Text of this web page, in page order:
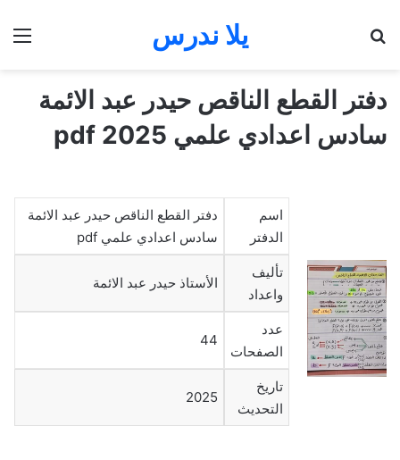
يلا ندرس
دفتر القطع الناقص حيدر عبد الائمة
سادس اعدادي علمي 2025 pdf
اسم
الدفتر
دفتر القطع الناقص حيدر عبد الائمة
سادس اعدادي علمي pdf
تأليف
واعداد
الأستاذ حيدر عبد الائمة
عدد
الصفحات
44
تاريخ
التحديث
2025